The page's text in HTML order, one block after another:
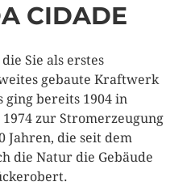
CIDADE
Sie als erstes
gebaute Kraftwerk
ging bereits 1904 in
zur Stromerzeugung
Jahren, die seit dem
die Natur die Gebäude